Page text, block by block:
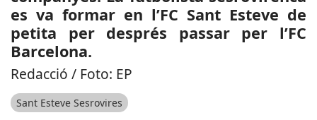
es va formar en l’FC Sant Esteve de
petita per després passar per l’FC
Barcelona.
Redacció / Foto: EP
Sant Esteve Sesrovires